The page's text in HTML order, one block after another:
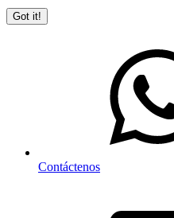
Got it!
Contáctenos